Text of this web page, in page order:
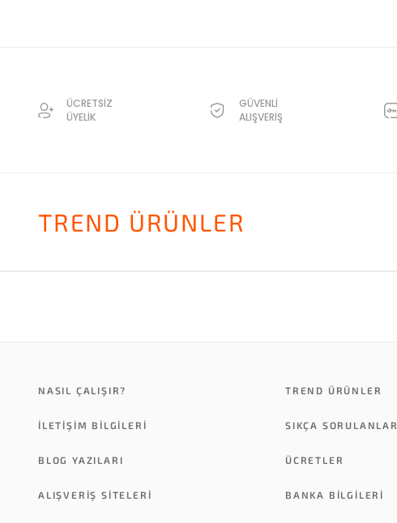
ÜCRETSİZ
ÜYELİK
GÜVENLİ
ALIŞVERİŞ
TREND ÜRÜNLER
NASIL ÇALIŞIR? TREND ÜRÜNLER
İLETİŞİM BİLGİLERİ SIKÇA SORULANLAR
BLOG YAZILARI ÜCRETLER
ALIŞVERİŞ SİTELERİ BANKA BILGILERI